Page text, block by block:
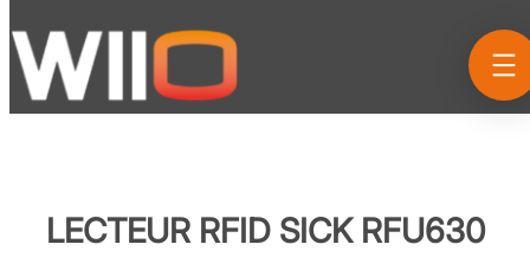
au
contenu
LECTEUR RFID SICK RFU630